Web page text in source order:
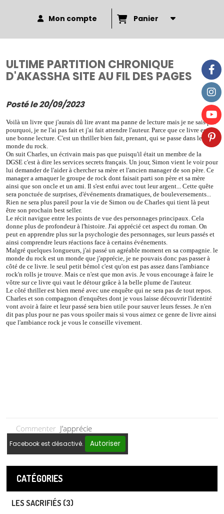
Mon compte Panier
ULTIME PARTITION CHRONIQUE
D'AKASSHA SITE AU FIL DES PAGES
Posté le 20/09/2023
Voilà un livre que j'aurais dû lire avant ma panne de lecture mais je ne sais pas
pourquoi, je ne l'ai pas fait et j'ai fait attendre l'auteur. Parce que ce livre est
une bonne lecture. C'est un thriller bien fait, prenant, qui se passe dans le
monde du rock.
On suit Charles, un écrivain mais pas que puisqu'il était un membre de la
DGSE c'est à dire les services secrets français. Un jour, Simon vient le voir pour
lui demander de l'aider à chercher sa mère et l'ancien manager de son père. Ce
manager a arnaquer le groupe de rock dont faisait parti son père et sa mère
ainsi que son oncle et un ami. Il s'est enfui avec tout leur argent... Cette quête
sera ponctuée de surprises, d'événements dramatiques, de bouleversements...
Rien ne sera plus pareil pour la vie de Simon ou de Charles qui tient là peut
être son prochain best seller.
Le récit navigue entre les points de vue des personnages principaux. Cela
donne plus de profondeur à l'histoire. J'ai apprécié cet aspect du roman. On
peut en apprendre plus sur la psychologie des personnages, sur leurs passés et
ainsi comprendre leurs réactions face à certains événements.
Malgré quelques longueurs, j'ai passé un agréable moment en sa compagnie. le
monde du rock est un monde que j'apprécie, je ne pouvais donc pas passer à
côté de ce livre. le seul petit bémol c'est qu'on est pas assez dans l'ambiance
rock'n rolls je trouve. Mais ce n'est que mon avis. Je vous encourage à faire le
vôtre sur ce livre qui vaut le détour grâce à la belle plume de l'auteur.
Le côté thriller est bien mené avec une enquête qui ne sera pas de tout repos.
Charles et son compagnon d'enquêtes dont je vous laisse découvrir l'identité
vont avoir à faire et leur passé sera bien utile pour sauver leurs fesses. Je n'en
dit pas plus pour ne pas vous spoiler mais si vous aimez ce genre de livre ainsi
que l'ambiance rock je vous le conseille vivement.
Commenter J’apprécie
Facebook est désactivé. Autoriser
CATÉGORIES
LES SACRIFIÉS (3)